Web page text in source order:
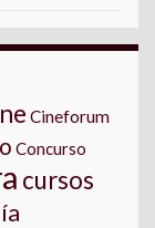
Cineforum
Concurso
cursos